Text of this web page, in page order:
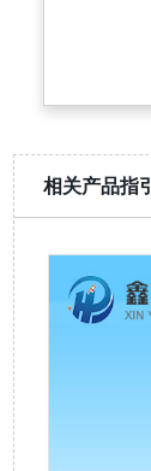
相关产品指引